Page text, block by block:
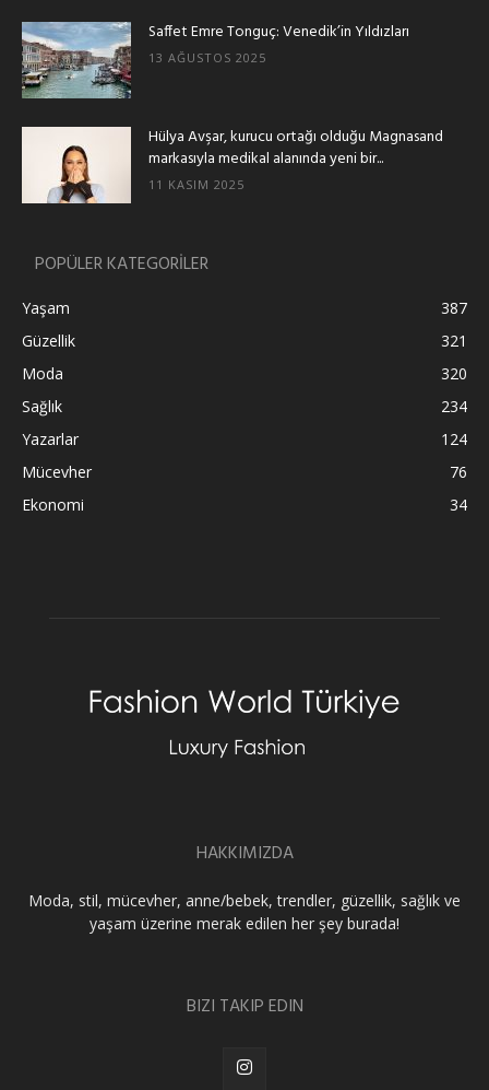
Saffet Emre Tonguç: Venedik’in Yıldızları
13 AĞUSTOS 2025
Hülya Avşar, kurucu ortağı olduğu Magnasand
markasıyla medikal alanında yeni bir...
11 KASIM 2025
POPÜLER KATEGORİLER
Yaşam
387
Güzellik
321
Moda
320
Sağlık
234
Yazarlar
124
Mücevher
76
Ekonomi
34
HAKKIMIZDA
Moda, stil, mücevher, anne/bebek, trendler, güzellik, sağlık ve
yaşam üzerine merak edilen her şey burada!
BIZI TAKIP EDIN